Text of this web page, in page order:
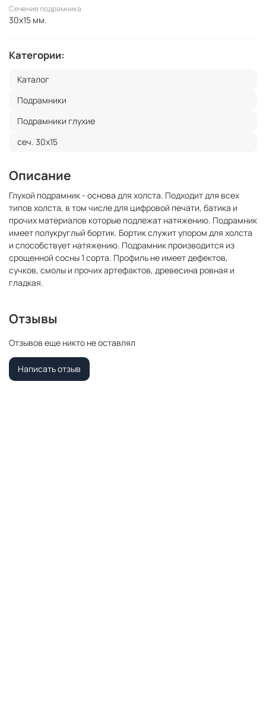
Сечение подрамника
30x15 мм.
Категории:
Каталог
Подрамники
Подрамники глухие
сеч. 30х15
Описание
Глухой подрамник - основа для холста. Подходит для всех
типов холста, в том числе для цифровой печати, батика и
прочих материалов которые подлежат натяжению. Подрамник
имеет полукруглый бортик. Бортик служит упором для холста
и способствует натяжению. Подрамник производится из
срощенной сосны 1 сорта. Профиль не имеет дефектов,
сучков, смолы и прочих артефактов, древесина ровная и
гладкая.
Отзывы
Отзывов еще никто не оставлял
Написать отзыв